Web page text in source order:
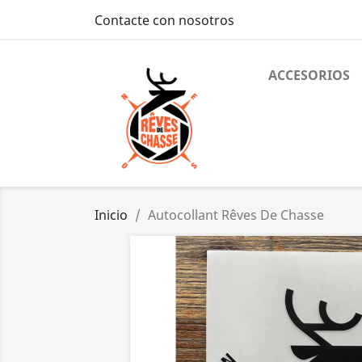
Contacte con nosotros
ACCESORIOS
Inicio Autocollant Rêves De Chasse